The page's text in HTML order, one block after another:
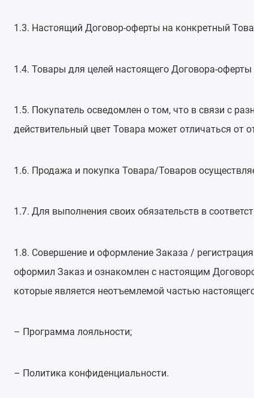
1.3. Настоящий Договор-оферты на конкретный
1.4. Товары для целей настоящего Договора-
1.5. Покупатель осведомлен о том, что в связи с
действительный цвет Товара может отличаться от
1.6. Продажа и покупка Товара/Товаров
1.7. Для выполнения своих обязательств в
1.8. Совершение и оформление Заказа /
оформил Заказ и ознакомлен с настоящим
которые является неотъемлемой частью
– Программа лояльности;
– Политика конфиденциальности.